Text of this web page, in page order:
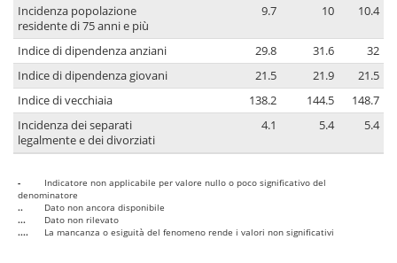
Incidenza popolazione
residente di 75 anni e più
9.7 10 10.4
Indice di dipendenza anziani 29.8 31.6
32
Indice di dipendenza giovani
21.5 21.9
21.5
Indice di vecchiaia
138.2 144.5
148.7
Incidenza dei separati
legalmente e dei divorziati
4.1 5.4 5.4
-
Indicatore non applicabile per valore nullo o poco significativo del
denominatore
..
Dato non ancora disponibile
...
Dato non rilevato
....
La mancanza o esiguità del fenomeno rende i valori non significativi